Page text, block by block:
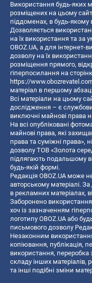
Використання будь-яких
розміщених на цьому
піддоменах, в будь-якому
Дозволяється
на їх використання та за
OBOZ.UA, а для
дозволу на їх
розміщення прямого,
гіперпосилання на
https://
матеріал в першому
Всі матеріали на цьому
дослідження – є
виключні майнові права
На всі опубліковані
майнові права, які
права та суміжні права»,
дозволу ТОВ «Золота
підлягають подальшому
будь-якій формі.
Редакція OBOZ.UA може
авторському матеріалі. За
в рекламних матеріалах,
Заборонено
хоч із зазначенням
логотипу OBOZ.UA або
письмового дозволу
Незаконним
копiювання, публiкацiя,
використання,
складу інших
та інші подібні зміни